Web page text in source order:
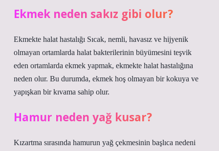
Ekmek neden sakız gibi olur?
Ekmekte halat hastalığı Sıcak, nemli, havasız ve hijyenik
olmayan ortamlarda halat bakterilerinin büyümesini teşvik
eden ortamlarda ekmek yapmak, ekmekte halat hastalığına
neden olur. Bu durumda, ekmek hoş olmayan bir kokuya ve
yapışkan bir kıvama sahip olur.
Hamur neden yağ kusar?
Kızartma sırasında hamurun yağ çekmesinin başlıca nedeni